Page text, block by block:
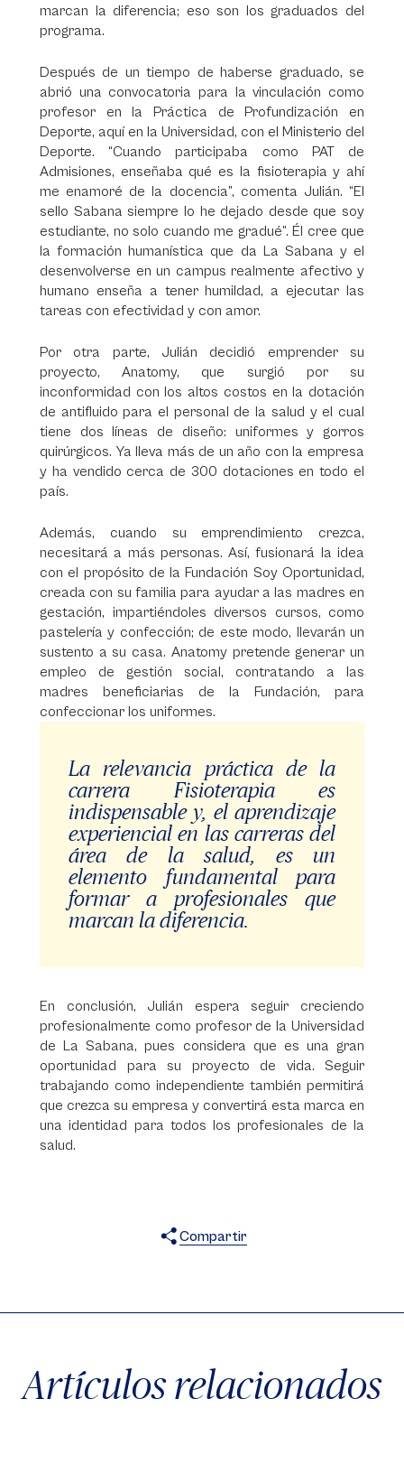
marcan la diferencia; eso son los graduados del
programa.
Después de un tiempo de haberse graduado, se
abrió una convocatoria para la vinculación como
profesor en la Práctica de Profundización en
Deporte, aquí en la Universidad, con el Ministerio del
Deporte. “Cuando participaba como PAT de
Admisiones, enseñaba qué es la fisioterapia y ahí
me enamoré de la docencia”, comenta Julián. “El
sello Sabana siempre lo he dejado desde que soy
estudiante, no solo cuando me gradué”. Él cree que
la formación humanística que da La Sabana y el
desenvolverse en un campus realmente afectivo y
humano enseña a tener humildad, a ejecutar las
tareas con efectividad y con amor.
Por otra parte, Julián decidió emprender su
proyecto, Anatomy, que surgió por su
inconformidad con los altos costos en la dotación
de antifluido para el personal de la salud y el cual
tiene dos líneas de diseño: uniformes y gorros
quirúrgicos. Ya lleva más de un año con la empresa
y ha vendido cerca de 300 dotaciones en todo el
país.
Además, cuando su emprendimiento crezca,
necesitará a más personas. Así, fusionará la idea
con el propósito de la Fundación Soy Oportunidad,
creada con su familia para ayudar a las madres en
gestación, impartiéndoles diversos cursos, como
pastelería y confección; de este modo, llevarán un
sustento a su casa. Anatomy pretende generar un
empleo de gestión social, contratando a las
madres beneficiarias de la Fundación, para
confeccionar los uniformes.
La relevancia práctica de la
carrera Fisioterapia es
indispensable y, el aprendizaje
experiencial en las carreras del
área de la salud, es un
elemento fundamental para
formar a profesionales que
marcan la diferencia.
En conclusión, Julián espera seguir creciendo
profesionalmente como profesor de la Universidad
de La Sabana, pues considera que es una gran
oportunidad para su proyecto de vida. Seguir
trabajando como independiente también permitirá
que crezca su empresa y convertirá esta marca en
una identidad para todos los profesionales de la
salud.
Compartir
Artículos relacionados